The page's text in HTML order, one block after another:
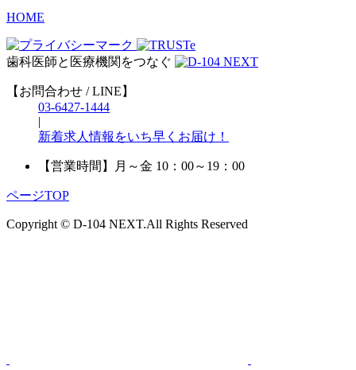
HOME
歯科医師と医療機関をつなぐ
【お問合わせ / LINE】
03-6427-1444
|
新着求人情報をいち早くお届け！
【営業時間】 月～金 10：00～19：00
ページTOP
Copyright © D-104 NEXT.All Rights Reserved